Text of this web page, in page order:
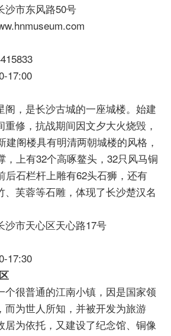
市东风路50号
17:00
，是长沙古城的一座城楼。始建
修，抗战期间因文夕大火烧毁，
建阁楼具有明清两朝城楼的风格，
，上有32个高啄鳌头，32只风马铜
后石栏杆上雕有62头石狮，还有
、芙蓉等石雕，体现了长沙楚汉名
市天心区天心路17号
17:30
很普通的江南小镇，因是国家领
而为世人所知，并被开发为旅游
居为依托，又建设了纪念馆、铜像